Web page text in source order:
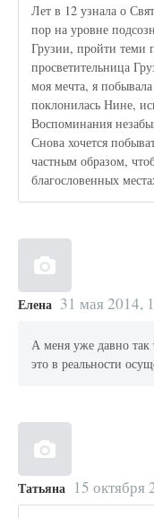
Лет в 12 узнала о
пор на уровне
Грузии, пройти теми
просветительница
моя мечта, я
поклонилась Нине,
Воспоминания
Снова хочется
частным образом,
благословенных
Елена 31 мая 2014,
А меня уже давно так
это в реальности
Татьяна 15 октября